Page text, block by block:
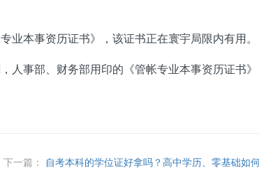
本事资历证书》，该证书正在寰宇局限内有用。
事部、财务部用印的《管帐专业本事资历证书
下一篇： 自考本科的学位证好拿吗？高中学历、零基础如